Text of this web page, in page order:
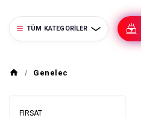
TÜM KATEGORILER
Genelec
FIRSAT